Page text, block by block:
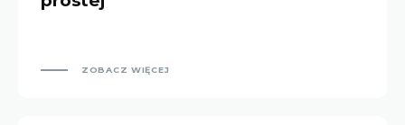
ZOBACZ WIĘCEJ